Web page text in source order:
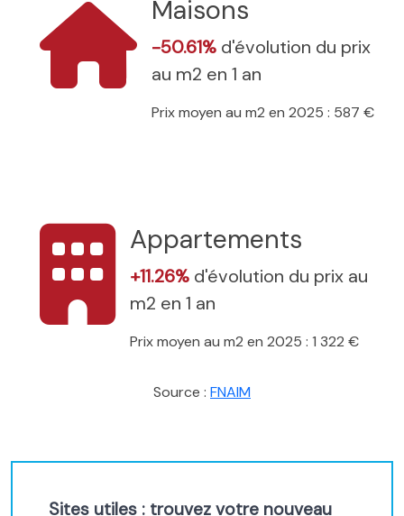
Maisons
-50.61% d'évolution du prix
au m2 en 1 an
Prix moyen au m2 en 2025 : 587 €
Appartements
+11.26% d'évolution du prix au
m2 en 1 an
Prix moyen au m2 en 2025 : 1 322 €
Source : FNAIM
Sites utiles : trouvez votre nouveau